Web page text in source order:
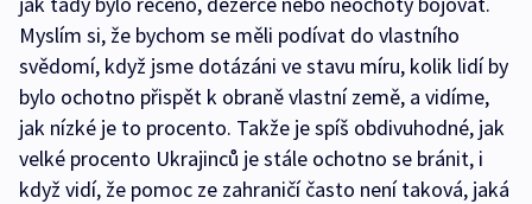
Myslím si, že bychom se měli podívat do vlastního
svědomí, když jsme dotázáni ve stavu míru, kolik lidí by
bylo ochotno přispět k obraně vlastní země, a vidíme,
jak nízké je to procento. Takže je spíš obdivuhodné, jak
velké procento Ukrajinců je stále ochotno se bránit, i
když vidí, že pomoc ze zahraničí často není taková, jaká